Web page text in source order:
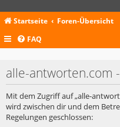
Startseite Foren-Übersicht
FAQ
alle-antworten.com
Mit dem Zugriff auf „alle-
wird zwischen dir und dem
Regelungen geschlossen: